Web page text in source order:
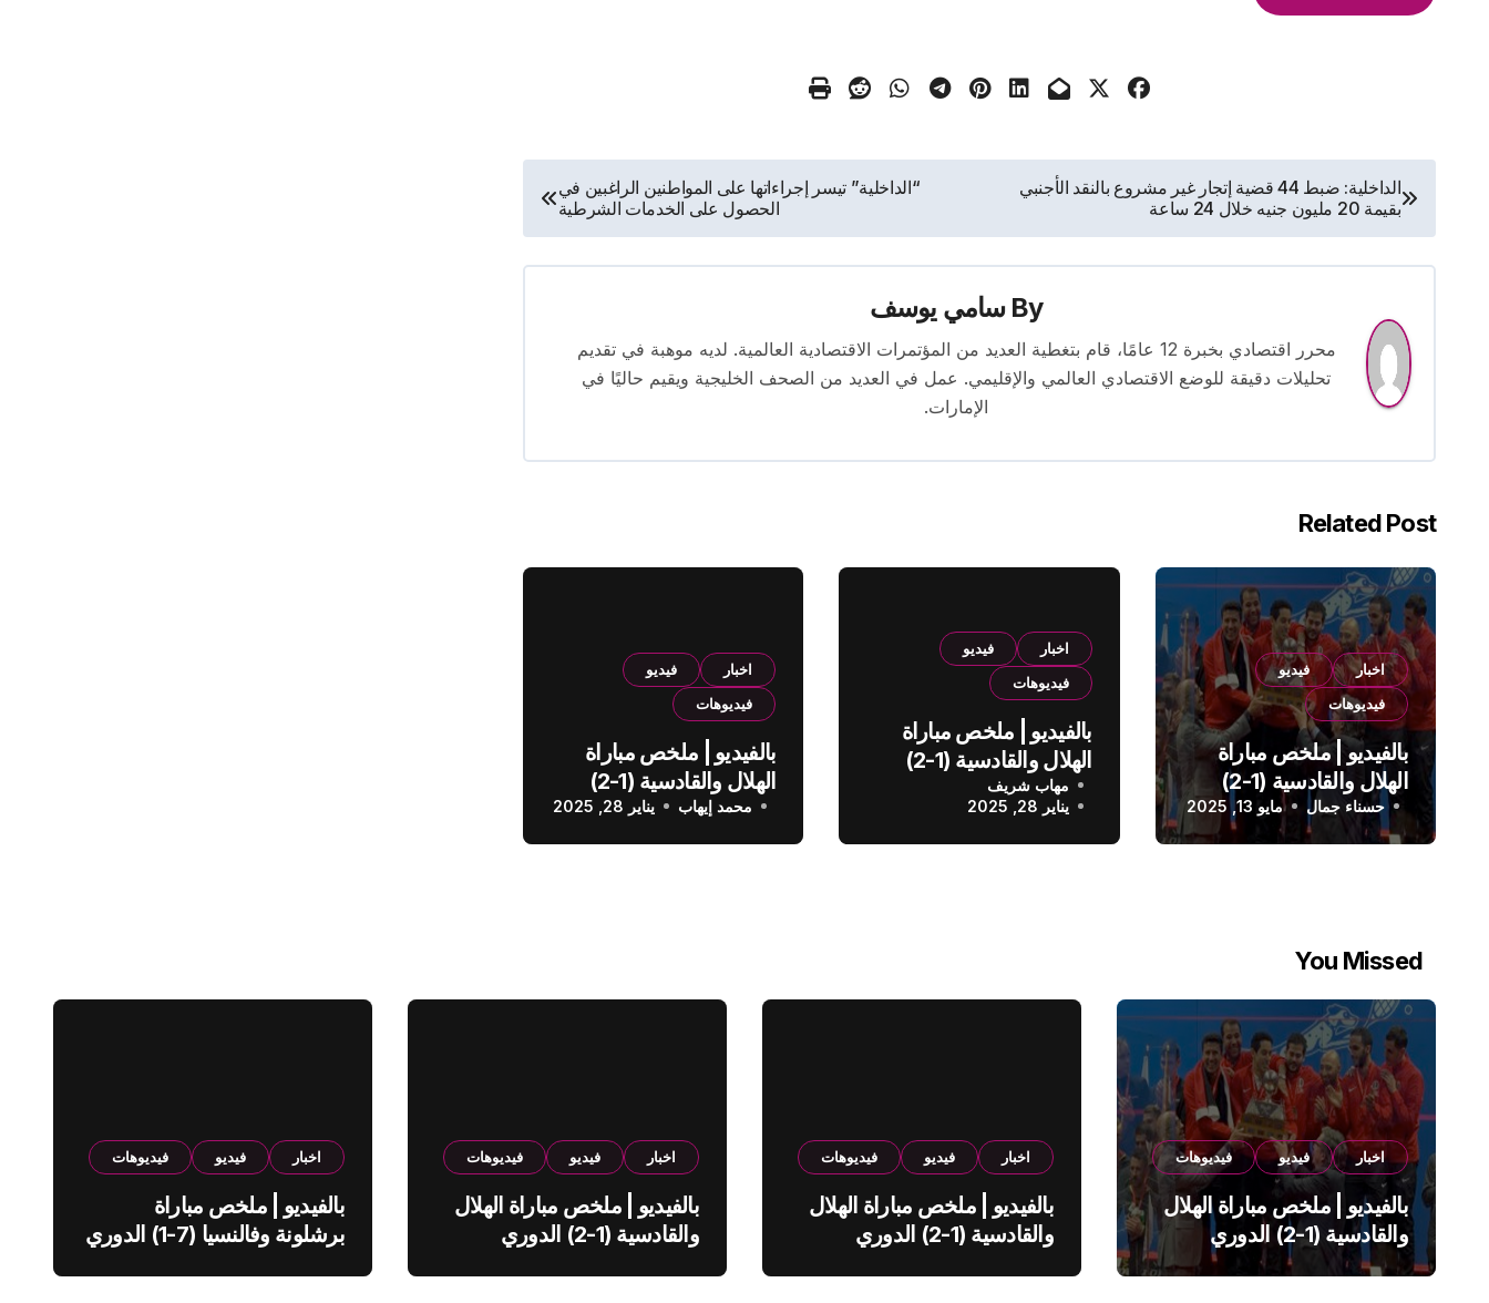
تصفّح
المقالات
الداخلية: ضبط 44 قضية إتجار غير مشروع بالنقد الأجنبي
بقيمة 20 مليون جنيه خلال 24 ساعة
“الداخلية” تيسر إجراءاتها على المواطنين الراغبين في
الحصول على الخدمات الشرطية
By سامي يوسف
محرر اقتصادي بخبرة 12 عامًا، قام بتغطية العديد من المؤتمرات الاقتصادية العالمية. لديه موهبة في تقديم
تحليلات دقيقة للوضع الاقتصادي العالمي والإقليمي. عمل في العديد من الصحف الخليجية ويقيم حاليًا في
الإمارات.
Related Post
اخبار
فيديو
فيديوهات
بالفيديو | ملخص مباراة
الهلال والقادسية (1-2)
الدوري السعودي
حسناء جمال مايو 13, 2025
اخبار
فيديو
فيديوهات
بالفيديو | ملخص مباراة
الهلال والقادسية (1-2)
الدوري السعودي
مهاب شريف
يناير 28, 2025
اخبار
فيديو
فيديوهات
بالفيديو | ملخص مباراة
الهلال والقادسية (1-2)
الدوري السعودي
محمد إيهاب يناير 28, 2025
You Missed
اخبار فيديو فيديوهات
بالفيديو | ملخص مباراة الهلال
والقادسية (1-2) الدوري
السعودي
اخبار فيديو فيديوهات
بالفيديو | ملخص مباراة الهلال
والقادسية (1-2) الدوري
اخبار فيديو فيديوهات
بالفيديو | ملخص مباراة الهلال
والقادسية (1-2) الدوري
اخبار فيديو فيديوهات
بالفيديو | ملخص مباراة
برشلونة وفالنسيا (7-1) الدوري